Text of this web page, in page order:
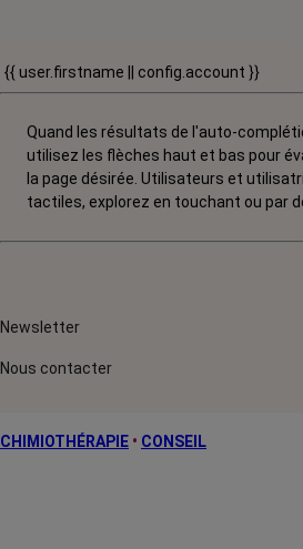
{{ user.firstname || config.account }}
Quand les résultats de l'auto-
utilisez les flèches haut et bas pour
la page désirée. Utilisateurs et
tactiles, explorez en touchant ou par
Newsletter
Nous contacter
CHIMIOTHÉRAPIE • CONSEIL